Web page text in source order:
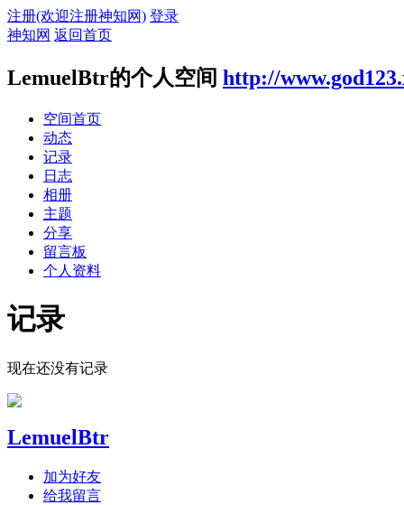
注册(欢迎注册神知网) 登录
神知网 返回首页
LemuelBtr的个人空间 http://
空间首页
动态
记录
日志
相册
主题
分享
留言板
个人资料
记录
现在还没有记录
LemuelBtr
加为好友
给我留言